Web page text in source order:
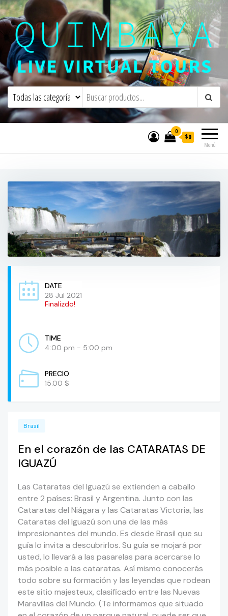
Quimbaya Virtual ToursLive Interactive Virtual Tours and
Menú
0
$0
DATE
28 Jul 2021
Finalizdo!
TIME
4:00 pm - 5:00 pm
PRECIO
15.00 $
Brasil
En el corazón de las CATARATAS DE
IGUAZÚ
Las Cataratas del Iguazú se extienden a caballo
entre 2 países: Brasil y Argentina. Junto con las
Cataratas del Niágara y las Cataratas Victoria, las
Cataratas del Iguazú son una de las más
impresionantes del mundo. Es desde Brasil que su
guía lo invita a descubrirlos. Su guía se mojará por
usted, lo llevará a las pasarelas para acercarse lo
más posible a las cataratas. Así mismo conocerás
todo sobre su formación y las leyendas que rodean
este sitio majesteux, clasificado entre las Nuevas
Maravillas del Mundo. (Te informamos que situado